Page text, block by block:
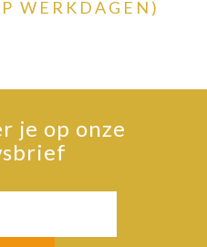
WERKDAGEN)
je op onze